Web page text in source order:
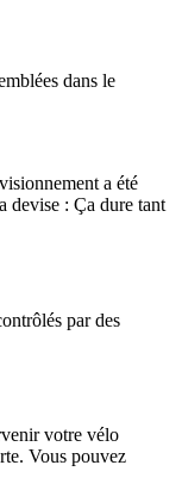
dans le
a été
devise : Ça dure tant
par des
votre vélo
Vous pouvez